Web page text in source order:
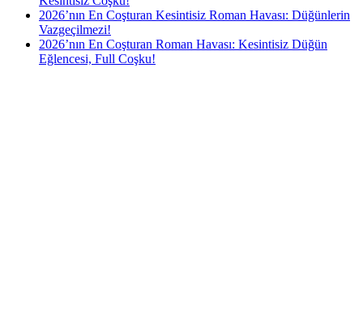
2026’nın En Coşturan Kesintisiz Roman Havası: Düğünlerin
Vazgeçilmezi!
2026’nın En Coşturan Roman Havası: Kesintisiz Düğün
Eğlencesi, Full Coşku!